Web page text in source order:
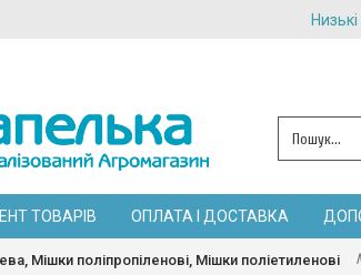
ТОВАРІВ ОПЛАТА І ДОСТАВКА
Мішки поліпропіленові, Мішки поліетиленові